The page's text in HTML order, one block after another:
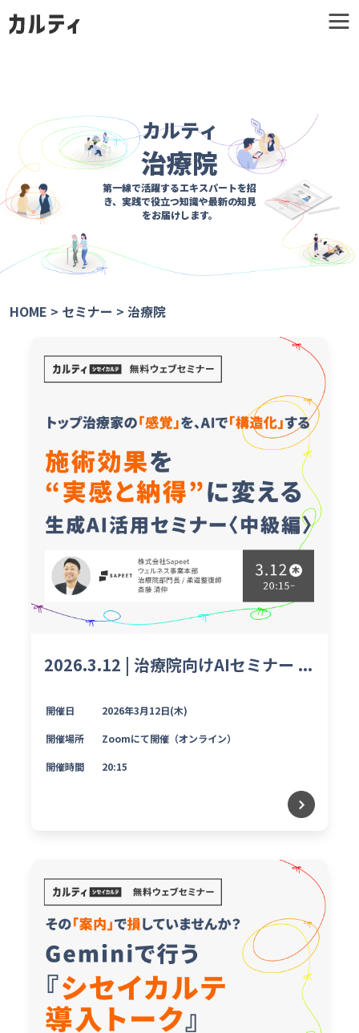
カルティ
治療院
第一線で活躍するエキスパートを招
き、 実践で役立つ知識や最新の知見
をお届けします。
HOME > セミナー > 治療院
2026.3.12 | 治療院向けAIセミナー ...
開催日 2026年3月12日(木)
開催場所 Zoomにて開催（オンライン）
開催時間 20:15